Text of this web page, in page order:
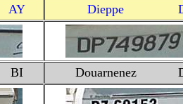
AY Dieppe
BI Douarnenez